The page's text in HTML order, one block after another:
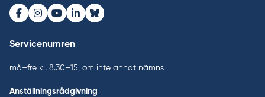
Facebook
Instagram
Youtube
LinkedInBluesky
Servicenumren
må–fre kl. 8.30–15, om inte annat nämns
Anställningsrådgivning